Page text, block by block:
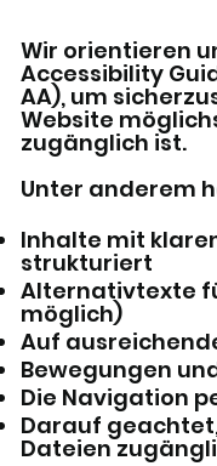
Wir orientieren
Accessibility
AA), um
Website
zugänglich ist.
Unter anderem
Inhalte mit
strukturiert
Alternativtexte
möglich)
Auf
Bewegungen
Die Navigation
Darauf
Dateien